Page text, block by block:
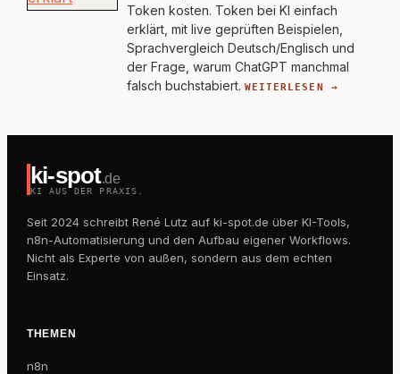
Token kosten. Token bei KI einfach
erklärt, mit live geprüften Beispielen,
Sprachvergleich Deutsch/Englisch und
der Frage, warum ChatGPT manchmal
falsch buchstabiert. WEITERLESEN →
ki-spot.de
KI AUS DER PRAXIS.
Seit 2024 schreibt René Lutz auf ki-spot.de über KI-Tools,
n8n-Automatisierung und den Aufbau eigener Workflows.
Nicht als Experte von außen, sondern aus dem echten
Einsatz.
THEMEN
n8n